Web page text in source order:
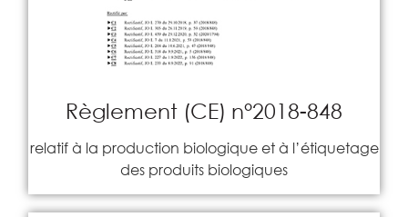
Règlement (CE) n°2018-848
relatif à la production biologique et à l’étiquetage
des produits biologiques